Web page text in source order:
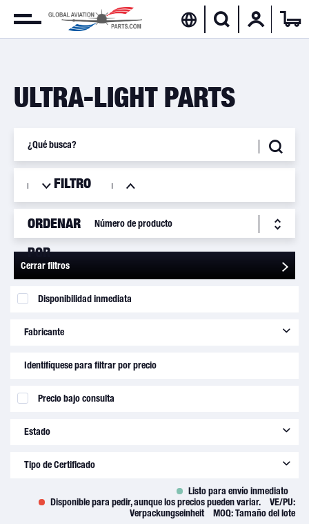
ULTRA-LIGHT PARTS
FILTRO
ORDENAR
POR
Cerrar filtros
Disponibilidad inmediata
Fabricante
Beringer Aero SAS(80)
Identifíquese para filtrar por precio
Precio bajo consulta
Estado
new(143)
Tipo de Certificado
analysis cert.
Listo para envío inmediato
Disponible para pedir, aunque los precios pueden variar.
VE/PU:
Verpackungseinheit
MOQ:Tamaño del lote